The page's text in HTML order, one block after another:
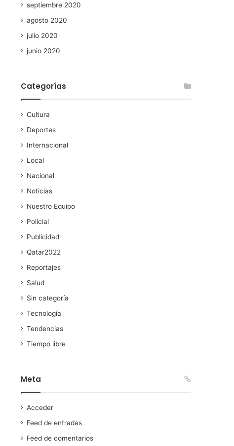
septiembre 2020
agosto 2020
julio 2020
junio 2020
Categorías
Cultura
Deportes
Internacional
Local
Nacional
Noticias
Nuestro Equipo
Policial
Publicidad
Qatar2022
Reportajes
Salud
Sin categoría
Tecnología
Tendencias
Tiempo libre
Meta
Acceder
Feed de entradas
Feed de comentarios